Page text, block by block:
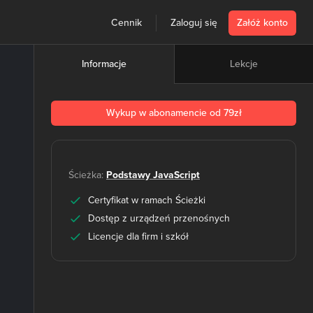
Cennik Zaloguj się Załóż konto
Informacje Lekcje
Wykup w abonamencie od 79zł
Ścieżka: Podstawy JavaScript
Certyfikat w ramach Ścieżki
Dostęp z urządzeń przenośnych
Licencje dla firm i szkół